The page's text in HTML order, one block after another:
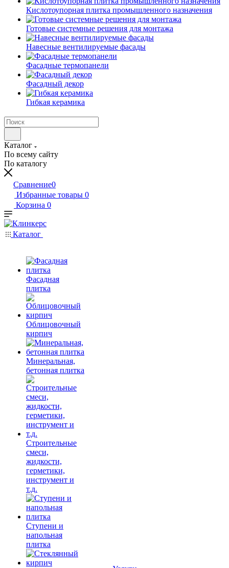
Кислотоупорная плитка промышленного назначения
Готовые системные решения для монтажа
Навесные вентилируемые фасады
Фасадные термопанели
Фасадный декор
Гибкая керамика
Каталог
По всему сайту
По каталогу
Сравнение0
Избранные товары 0
Корзина 0
Каталог
Фасадная
плитка
Облицовочный
кирпич
Минеральная,
бетонная плитка
Строительные
смеси,
жидкости,
герметики,
инструмент и
т.д.
Ступени и
напольная
плитка